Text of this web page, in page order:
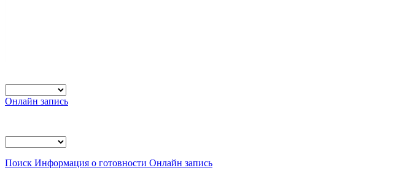
Онлайн запись
Поиск Информация о готовности Онлайн запись